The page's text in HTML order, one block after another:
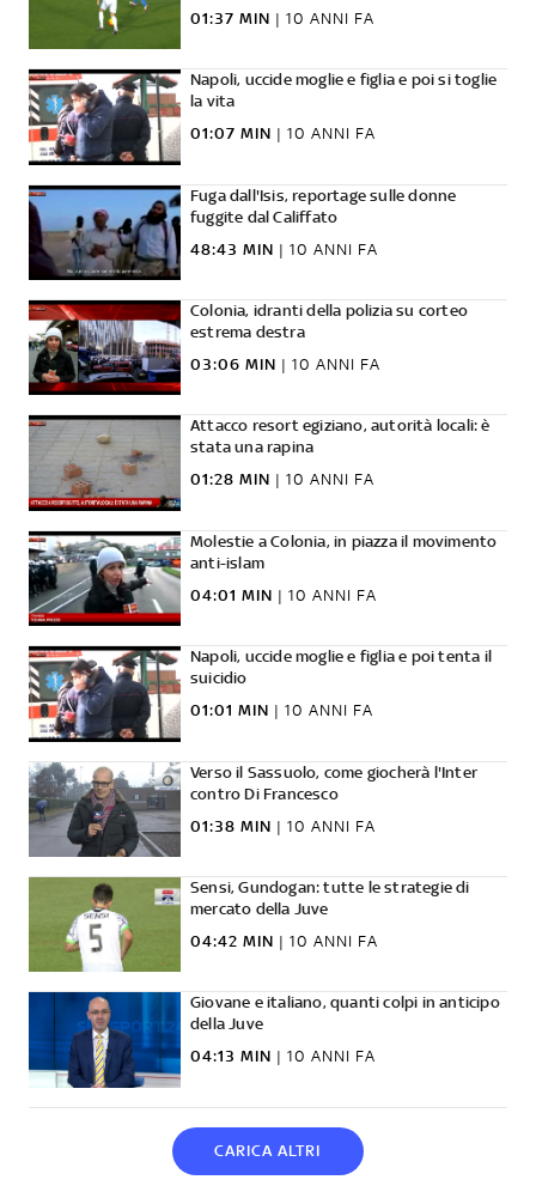
01:37 MIN | 10 ANNI FA
Napoli, uccide moglie e figlia e poi si toglie
la vita
01:07 MIN | 10 ANNI FA
Fuga dall'Isis, reportage sulle donne
fuggite dal Califfato
48:43 MIN | 10 ANNI FA
Colonia, idranti della polizia su corteo
estrema destra
03:06 MIN | 10 ANNI FA
Attacco resort egiziano, autorità locali: è
stata una rapina
01:28 MIN | 10 ANNI FA
Molestie a Colonia, in piazza il movimento
anti-islam
04:01 MIN | 10 ANNI FA
Napoli, uccide moglie e figlia e poi tenta il
suicidio
01:01 MIN | 10 ANNI FA
Verso il Sassuolo, come giocherà l'Inter
contro Di Francesco
01:38 MIN | 10 ANNI FA
Sensi, Gundogan: tutte le strategie di
mercato della Juve
04:42 MIN | 10 ANNI FA
Giovane e italiano, quanti colpi in anticipo
della Juve
04:13 MIN | 10 ANNI FA
CARICA ALTRI